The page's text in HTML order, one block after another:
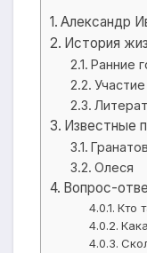
Александр
История
Ранние
Известные
Олеся
Вопрос-
Кто